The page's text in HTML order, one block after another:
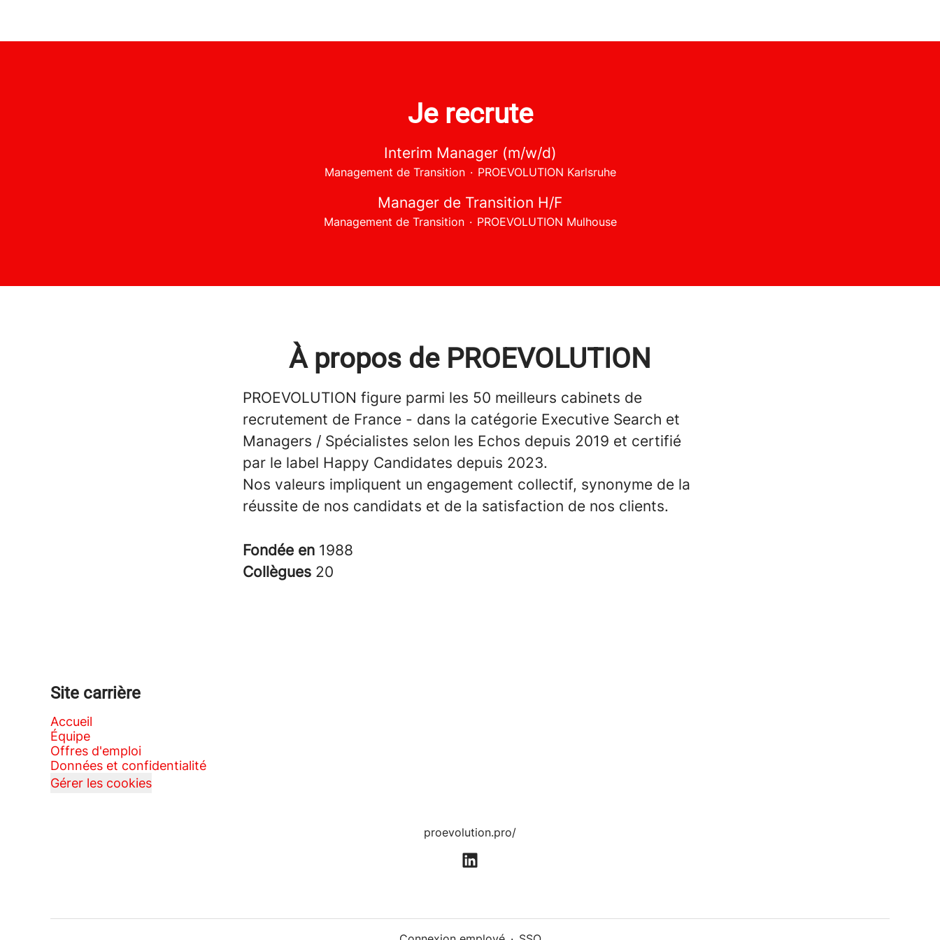
Je recrute
Interim Manager (m/w/d)
Management de Transition · PROEVOLUTION Karlsruhe
Manager de Transition H/F
Management de Transition · PROEVOLUTION Mulhouse
À propos de PROEVOLUTION
PROEVOLUTION figure parmi les 50 meilleurs cabinets de
recrutement de France - dans la catégorie Executive Search et
Managers / Spécialistes selon les Echos depuis 2019 et certifié
par le label Happy Candidates depuis 2023.
Nos valeurs impliquent un engagement collectif, synonyme de la
réussite de nos candidats et de la satisfaction de nos clients.
Fondée en 1988
Collègues 20
Site carrière
Accueil
Équipe
Offres d'emploi
Données et confidentialité
Gérer les cookies
proevolution.pro/